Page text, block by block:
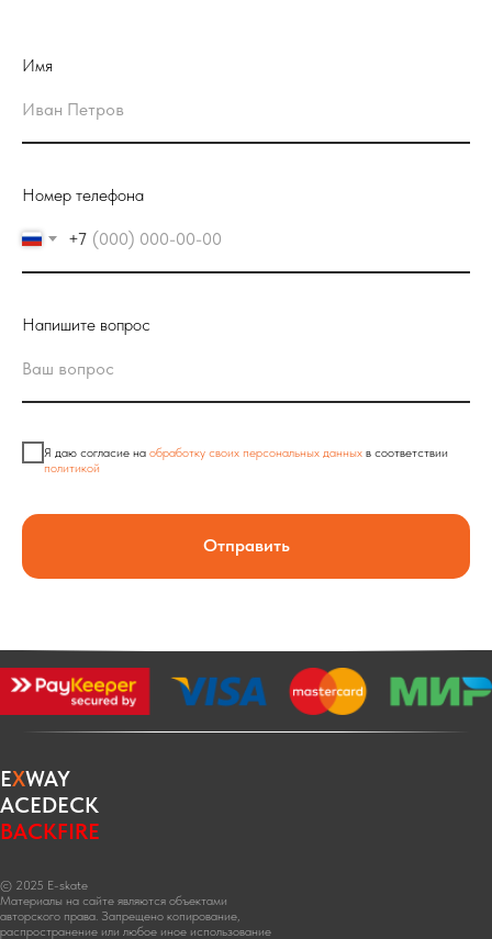
Имя
Номер телефона
+7
Напишите вопрос
Я даю согласие на обработку своих персональных данных в соответствии
политикой
Отправить
EXWAY
ACEDECK
BACKFIRE
© 2025 E-skate
Материалы на сайте являются объектами
авторского права. Запрещено копирование,
распространение или любое иное использование